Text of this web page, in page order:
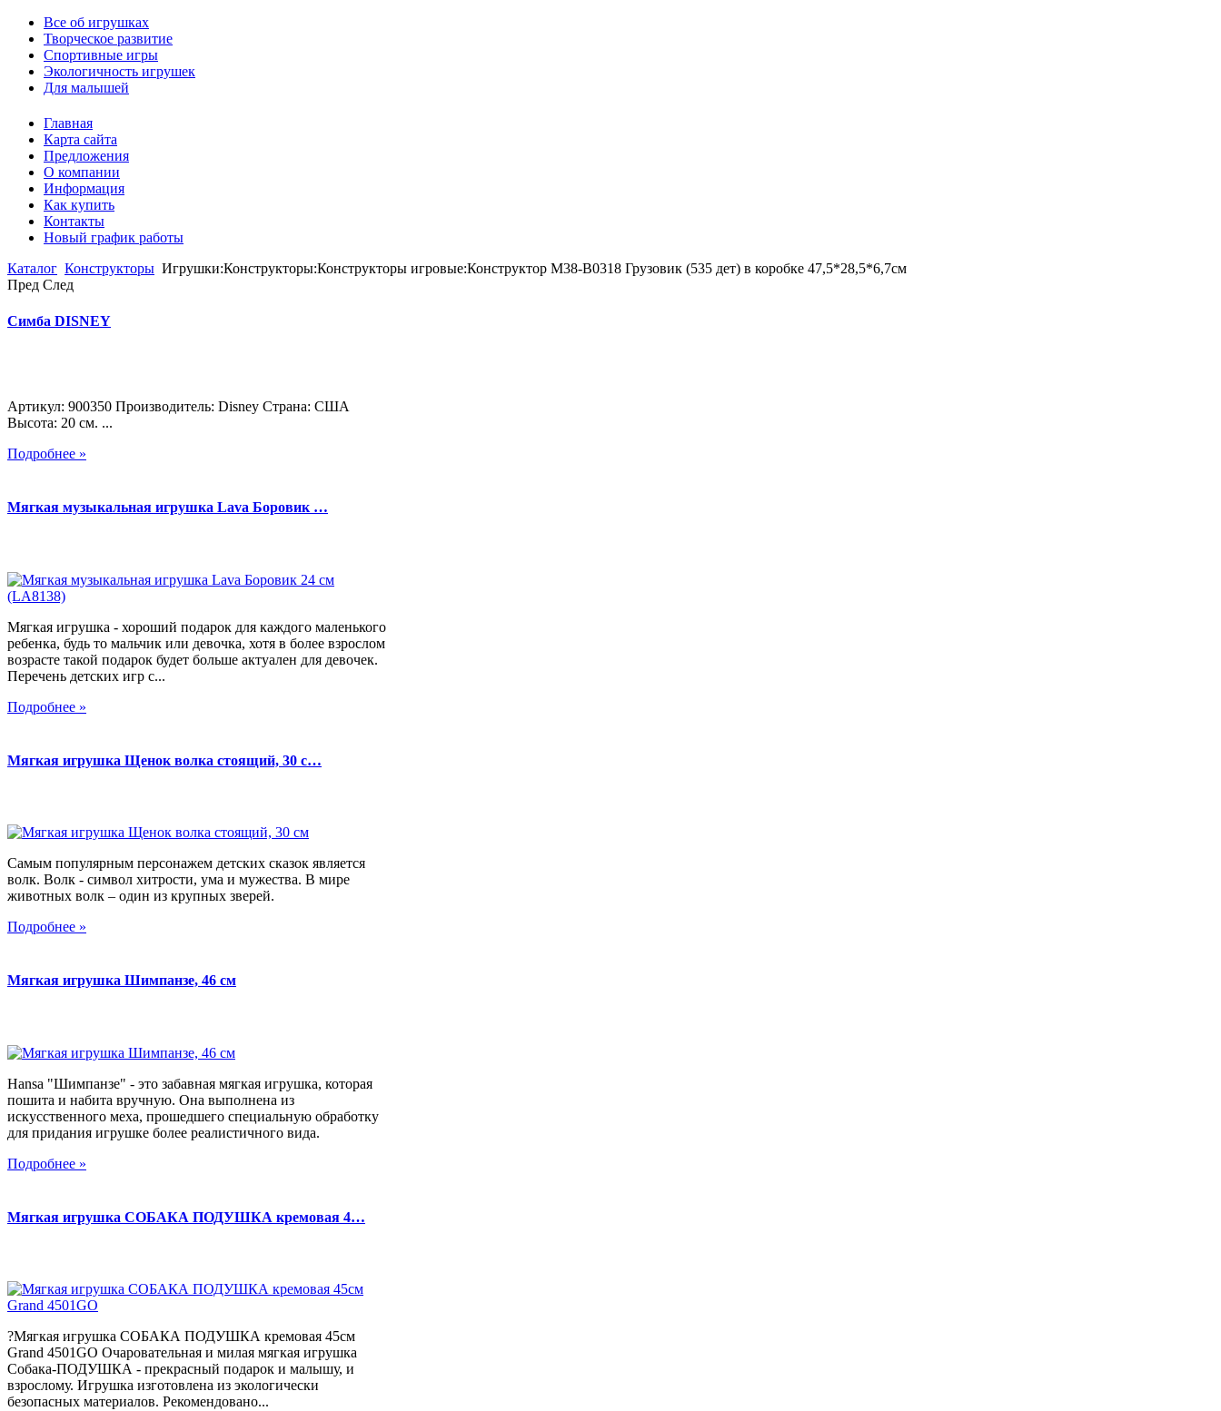
Все об игрушках
Творческое развитие
Спортивные игры
Экологичность игрушек
Для малышей
Главная
Карта сайта
Предложения
О компании
Информация
Как купить
Контакты
Новый график работы
Каталог Конструкторы Игрушки:Конструкторы:Конструкторы игровые:Конструктор M38-B0318 Грузовик (535 дет) в коробке 47,5*28,5*6,7см
Пред След
Симба DISNEY
Артикул: 900350 Производитель: Disney Страна: США
Высота: 20 см. ...
Подробнее »
Мягкая музыкальная игрушка Lava Боровик …
Мягкая игрушка - хороший подарок для каждого маленького
ребенка, будь то мальчик или девочка, хотя в более взрослом
возрасте такой подарок будет больше актуален для девочек.
Перечень детских игр с...
Подробнее »
Мягкая игрушка Щенок волка стоящий, 30 с…
Самым популярным персонажем детских сказок является
волк. Волк - символ хитрости, ума и мужества. В мире
животных волк – один из крупных зверей.
Подробнее »
Мягкая игрушка Шимпанзе, 46 см
Hansa "Шимпанзе" - это забавная мягкая игрушка, которая
пошита и набита вручную. Она выполнена из
искусственного меха, прошедшего специальную обработку
для придания игрушке более реалистичного вида.
Подробнее »
Мягкая игрушка СОБАКА ПОДУШКА кремовая 4…
?Мягкая игрушка СОБАКА ПОДУШКА кремовая 45см
Grand 4501GO Очаровательная и милая мягкая игрушка
Собака-ПОДУШКА - прекрасный подарок и малышу, и
взрослому. Игрушка изготовлена из экологически
безопасных материалов. Рекомендовано...